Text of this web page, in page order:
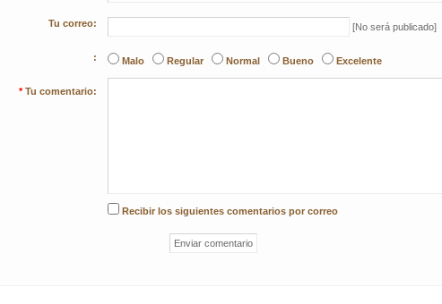
Tu correo: [No será publicado]
: Malo Regular Normal Bueno Excelente
* Tu comentario:
Recibir los siguientes comentarios por correo